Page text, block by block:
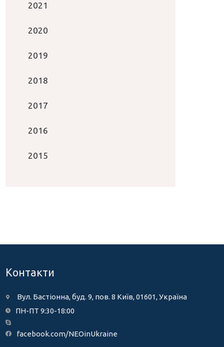
2021
2020
2019
2018
2017
2016
2015
Контакти
Вул. Бастіонна, буд. 9, пов. 8 Київ, 01601, Україна
ПН-ПТ 9:30-18:00
facebook.com/NEOinUkraine